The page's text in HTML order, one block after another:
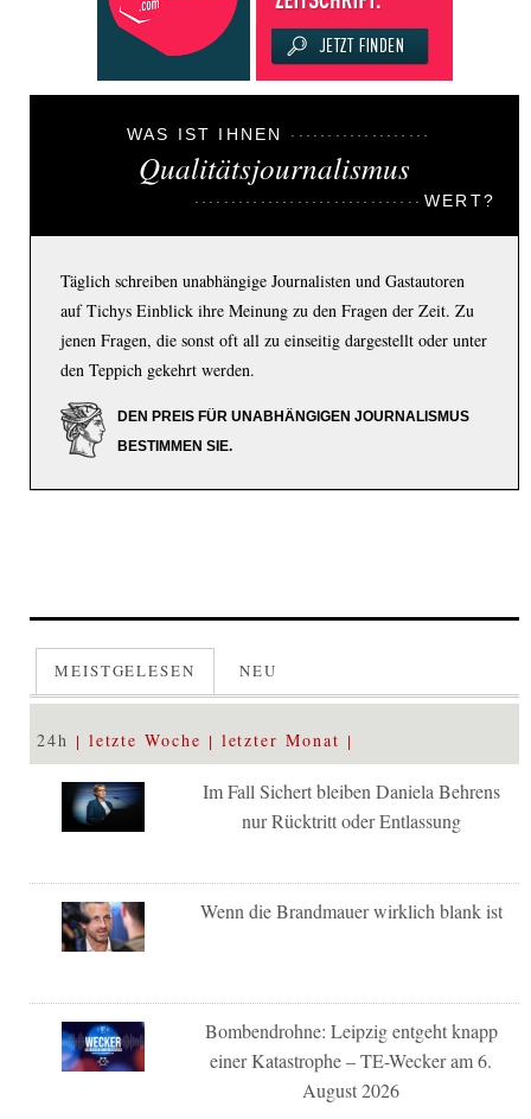
WAS IST IHNEN
Qualitätsjournalismus
WERT?
Täglich schreiben unabhängige Journalisten und Gastautoren
auf Tichys Einblick ihre Meinung zu den Fragen der Zeit. Zu
jenen Fragen, die sonst oft all zu einseitig dargestellt oder unter
den Teppich gekehrt werden.
DEN PREIS FÜR UNABHÄNGIGEN JOURNALISMUS
BESTIMMEN SIE.
MEISTGELESEN NEU
24h letzte Woche letzter Monat
Im Fall Sichert bleiben Daniela Behrens
nur Rücktritt oder Entlassung
Wenn die Brandmauer wirklich blank ist
Bombendrohne: Leipzig entgeht knapp
einer Katastrophe – TE-Wecker am 6.
August 2026